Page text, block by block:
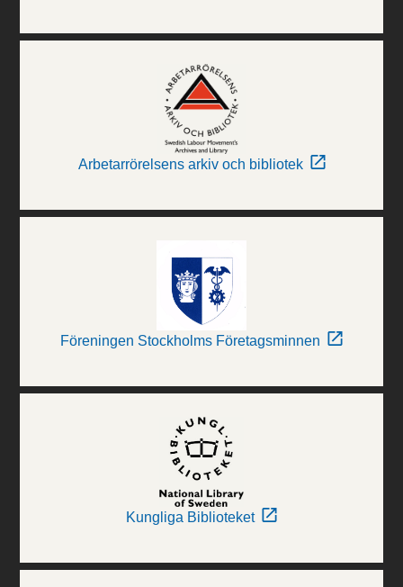
Arbetarrörelsens arkiv och bibliotek
Föreningen Stockholms Företagsminnen
Kungliga Biblioteket